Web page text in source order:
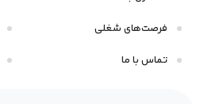
فرصت‌های شغلی
تماس با ما